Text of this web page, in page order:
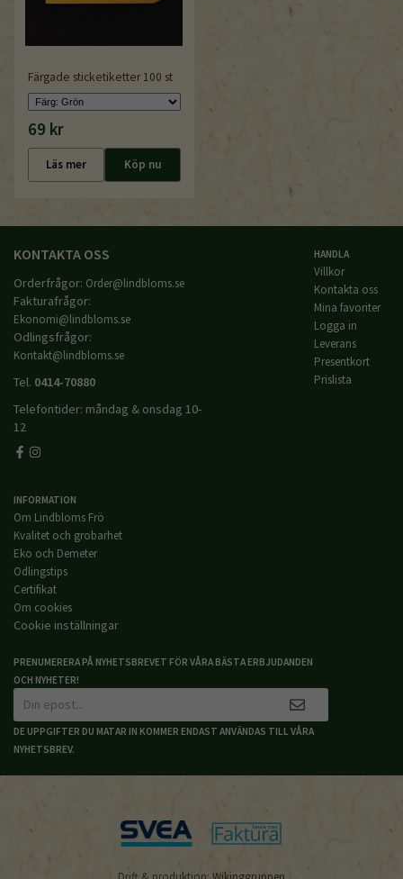
Färgade sticketiketter 100 st
69 kr
Läs mer Köp nu
KONTAKTA OSS
Orderfrågor: Order@lindbloms.se
Fakturafrågor:
Ekonomi@lindbloms.se
Odlingsfrågor:
Kontakt@lindbloms.se
Tel. 0414-70880
Telefontider: måndag & onsdag 10-
12
HANDLA
Villkor
Kontakta oss
Mina favoriter
Logga in
Leverans
Presentkort
Prislista
INFORMATION
Om Lindbloms Frö
Kvalitet och grobarhet
Eko och Demeter
Odlingstips
Certifikat
Om cookies
Cookie inställningar
PRENUMERERA PÅ NYHETSBREVET FÖR VÅRA BÄSTA ERBJUDANDEN
OCH NYHETER!
DE UPPGIFTER DU MATAR IN KOMMER ENDAST ANVÄNDAS TILL VÅRA
NYHETSBREV.